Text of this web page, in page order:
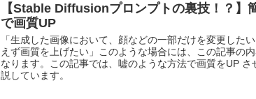
【Stable Diffusionプロンプトの裏技！？】
で画質UP
「生成した画像において、顔などの一部だけを変更した
えず画質を上げたい」このような場合には、この記事の
なります。この記事では、嘘のような方法で画質をUP さ
説しています。